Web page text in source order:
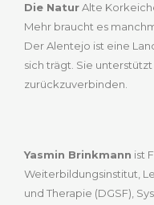
Die NaturAlte
Mehr braucht es
Der Alentejo ist eine
sich trägt. Sie
zurückzuverbinden.
Yasmin Brinkmann ist
Weiterbildungsinstitut,
und Therapie (DGSF),